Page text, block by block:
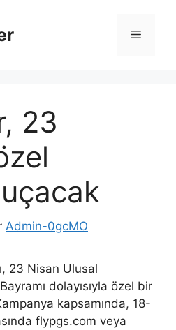
Menü
23
Admin-0gcMO
23 Nisan Ulusal
dolayısıyla özel bir
kapsamında, 18-
flypgs.com veya